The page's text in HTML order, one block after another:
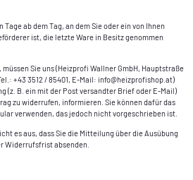
ab dem Tag, an dem Sie oder ein von Ihnen
ist, die letzte Ware in Besitz genommen
Sie uns (Heizprofi Wallner GmbH, Hauptstraße
+43 3512 / 85401, E-Mail: info@heizprofishop.at)
(z. B. ein mit der Post versandter Brief oder E-Mail)
zu widerrufen, informieren. Sie können dafür das
verwenden, das jedoch nicht vorgeschrieben ist.
es aus, dass Sie die Mitteilung über die Ausübung
Widerrufsfrist absenden.